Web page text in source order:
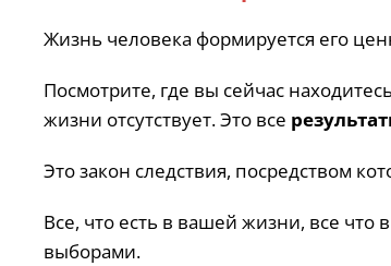
Жизнь человека формируется его
Посмотрите, где вы сейчас
жизни отсутствует. Это все
Это закон следствия, посредством
Все, что есть в вашей жизни, все что
выборами.